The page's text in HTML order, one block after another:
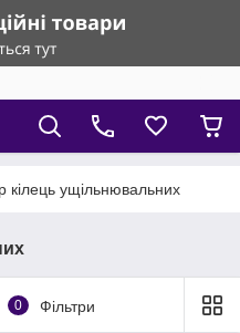
кілець ущільнювальних
0 Фільтри